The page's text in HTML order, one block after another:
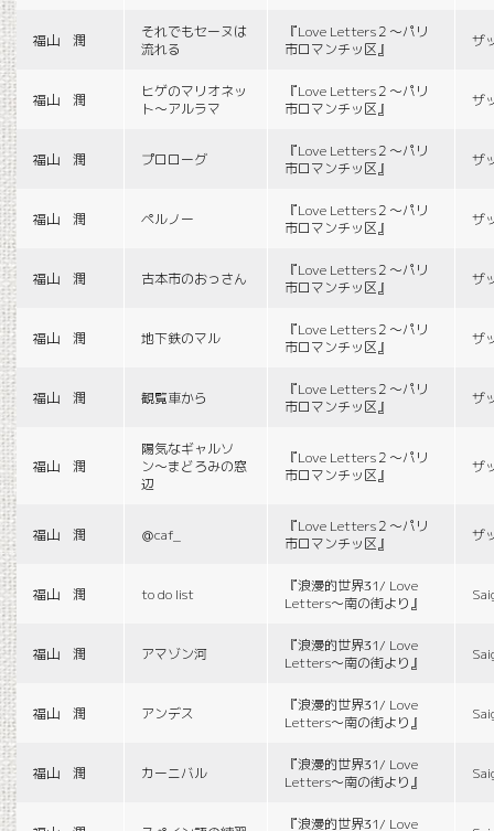
福山 潤
それでもセーヌは
流れる
『Love Letters２〜パリ
市ロマンチッ区』
ザ
福山 潤
ヒゲのマリオネッ
ト〜アルラマ
『Love Letters２〜パリ
市ロマンチッ区』
ザ
福山 潤 プロローグ
『Love Letters２〜パリ
市ロマンチッ区』
ザ
福山 潤 ペルノー
『Love Letters２〜パリ
市ロマンチッ区』
ザ
福山 潤 古本市のおっさん
『Love Letters２〜パリ
市ロマンチッ区』
ザ
福山 潤 地下鉄のマル
『Love Letters２〜パリ
市ロマンチッ区』
ザ
福山 潤 観覧車から
『Love Letters２〜パリ
市ロマンチッ区』
ザ
福山 潤
陽気なギャルソ
ン〜まどろみの窓
辺
『Love Letters２〜パリ
市ロマンチッ区』
ザ
福山 潤 ＠caf_
『Love Letters２〜パリ
市ロマンチッ区』
ザ
福山 潤 to do list
『浪漫的世界31/ Love
Letters〜南の街より』
福山 潤 アマゾン河
『浪漫的世界31/ Love
Letters〜南の街より』
福山 潤 アンデス
『浪漫的世界31/ Love
Letters〜南の街より』
福山 潤 カーニバル
『浪漫的世界31/ Love
Letters〜南の街より』
『浪漫的世界31/ Love